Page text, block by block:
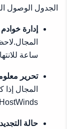
الجدول الوصول
إدارة
ساعة
تحرير
المجال
HostWinds.
حالة